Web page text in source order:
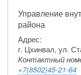
Управление
района
Адрес:
г. Цхинвал, ул.
Контактный
+7(8502)45-21-64